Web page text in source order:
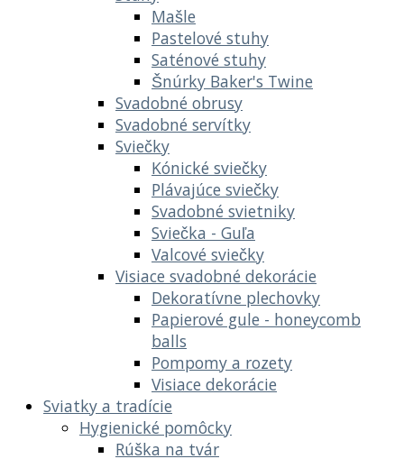
Mašle
Pastelové stuhy
Saténové stuhy
Šnúrky Baker's Twine
Svadobné obrusy
Svadobné servítky
Sviečky
Kónické sviečky
Plávajúce sviečky
Svadobné svietniky
Sviečka - Guľa
Valcové sviečky
Visiace svadobné dekorácie
Dekoratívne plechovky
Papierové gule - honeycomb
balls
Pompomy a rozety
Visiace dekorácie
Sviatky a tradície
Hygienické pomôcky
Rúška na tvár